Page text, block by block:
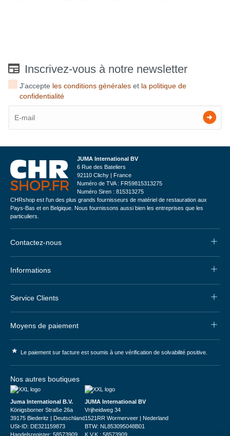
Inscrivez-vous à notre newsletter
J'accepte les conditions générales et la politique de
confidentialité
JUMA International BV
6 Rue des Bateliers
92110 Clichy | France
Numéro de TVA : FR59815313275
Numéro Siren : 815313275
CHRshop est l'un des plus grands fournisseurs de matériel de restauration aux
Pays-Bas et en Belgique. Nous fournissons aussi bien les entreprises que les
particuliers.
Contactez-nous
Informations
Service Clients
Moyens de paiement
* Le paiement sur facture est soumis à une vérification de solvabilité positive.
Nos autres boutiques
Juma International B.V.
Königsborner Straße 26a
39175 Biederitz | Deutschland
USt-ID: DE321159873
Handelsregister: 58573909
JUMA International BV
Vrijheidweg 34
1521RR Wormerveer | Nederland
BTW: NL853095048B01
K.V.K.: 58573909